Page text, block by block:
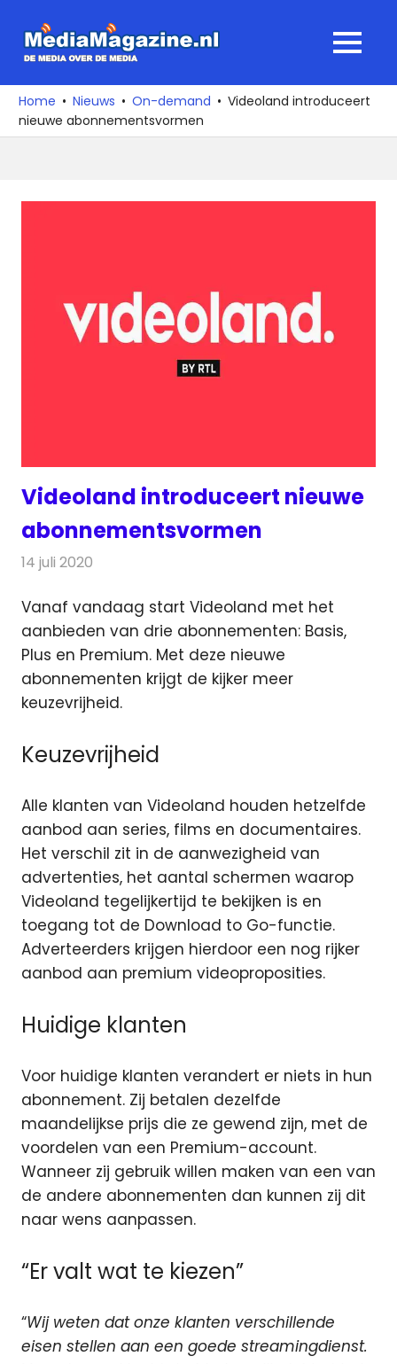
naar
media
over
de
MENU
Home Nieuws On-demand
Videoland introduceert
nieuwe abonnementsvormen
Videoland introduceert nieuwe
abonnementsvormen
14 juli 2020
Vanaf vandaag start Videoland met het
aanbieden van drie abonnementen: Basis,
Plus en Premium. Met deze nieuwe
abonnementen krijgt de kijker meer
keuzevrijheid.
Keuzevrijheid
Alle klanten van Videoland houden hetzelfde
aanbod aan series, films en documentaires.
Het verschil zit in de aanwezigheid van
advertenties, het aantal schermen waarop
Videoland tegelijkertijd te bekijken is en
toegang tot de Download to Go-functie.
Adverteerders krijgen hierdoor een nog rijker
aanbod aan premium videoproposities.
Huidige klanten
Voor huidige klanten verandert er niets in hun
abonnement. Zij betalen dezelfde
maandelijkse prijs die ze gewend zijn, met de
voordelen van een Premium-account.
Wanneer zij gebruik willen maken van een van
de andere abonnementen dan kunnen zij dit
naar wens aanpassen.
“Er valt wat te kiezen”
“Wij weten dat onze klanten verschillende
eisen stellen aan een goede streamingdienst.